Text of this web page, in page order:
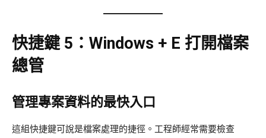
快捷鍵 5：Windows + E 打開檔案
總管
管理專案資料的最快入口
這組快捷鍵可說是檔案處理的捷徑。工程師經常需要檢查